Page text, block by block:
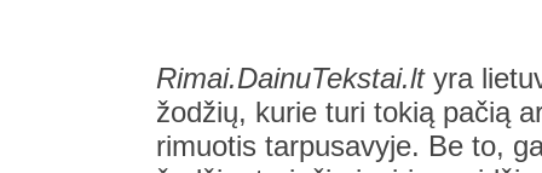
Rimai.DainuTekstai.ltyra
žodžių, kurie turi tokią pačią
rimuotis tarpusavyje. Be to,